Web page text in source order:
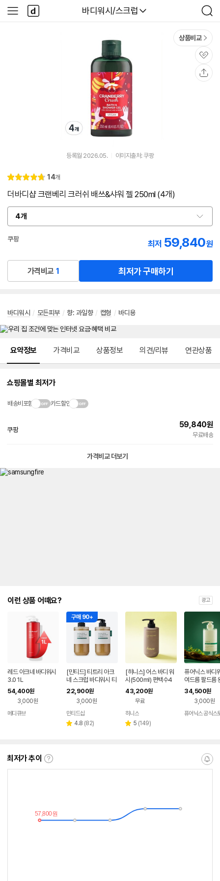
다나와
바디워시/스크럽
검
색
사
이
다
나
와
상품비교
관
심
등록월 2026.05. 이미지출처: 쿠팡
별
4.
리
14개
더바디샵 크랜베리 크러쉬 배쓰&샤워 젤 250ml (4개)
4개
옵
션
선
쿠팡
최저 59,840원
가격비교 1 최저가 구매하기
바디워시 / 모든피부 / 향: 과일향 / 캡형 / 바디용
요약정보 가격비교 상품정보 의견/리뷰 연관상품
쇼핑몰별 최저가
배송비포함 카드할인
쿠팡
59,840원
무료배송
가격비교 더보기
이런 상품 어때요? 광고
레드 아크네 바디워시
3.0 1L
54,400원
3,000원
메디큐브
구매 90+
[민티드] 티트리 아크
네 스크럽 바디워시 티
트리향, 500ml, 2개
22,900원
3,000원
페이
민티드샵
별 4.8 리
(82)
[히니스] 어스 바디 워
시(500ml) 편백수4
5% 편백오일 PH약산
성 탄력보습 저자극 바
디클렌저
43,200원
무료
페이
히니스
별 5 리
(149)
퓨어닉스 바디
여드름 팔드름
34,500원
3,000원
퓨어닉스 공식스
최저가 추이
최
알